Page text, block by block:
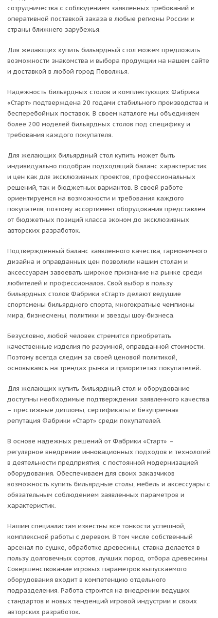
сотрудничества с соблюдением заявленных требований и
оперативной поставкой заказа в любые регионы России и
страны ближнего зарубежья.
Для желающих купить бильярдный стол можем предложить
возможности знакомства и выбора продукции на нашем сайте
и доставкой в любой город Поволжья.
Надежность бильярдных столов и комплектующих Фабрика
«Старт» подтверждена 20 годами стабильного производства и
бесперебойных поставок. В своем каталоге мы объединяем
более 200 моделей бильярдных столов под специфику и
требования каждого покупателя.
Для желающих бильярдный стол купить может быть
индивидуально подобран подходящий баланс характеристик
и цен как для эксклюзивных проектов, профессиональных
решений, так и бюджетных вариантов. В своей работе
ориентируемся на возможности и требования каждого
покупателя, поэтому ассортимент оборудования представлен
от бюджетных позиций класса эконом до эксклюзивных
авторских разработок.
Подтвержденный баланс заявленного качества, гармоничного
дизайна и оправданных цен позволили нашим столам и
аксессуарам завоевать широкое признание на рынке среди
любителей и профессионалов. Свой выбор в пользу
бильярдных столов Фабрики «Старт» делают ведущие
спортсмены бильярдного спорта, многократные чемпионы
мира, бизнесмены, политики и звезды шоу-бизнеса.
Безусловно, любой человек стремится приобретать
качественные изделия по разумной, оправданной стоимости.
Поэтому всегда следим за своей ценовой политикой,
основываясь на трендах рынка и приоритетах покупателей.
Для желающих купить бильярдный стол и оборудование
доступны необходимые подтверждения заявленного качества
– престижные дипломы, сертификаты и безупречная
репутация Фабрики «Старт» среди покупателей.
В основе надежных решений от Фабрики «Старт» –
регулярное внедрение инновационных подходов и технологий
в деятельности предприятия, с постоянной модернизацией
оборудования. Обеспечиваем для своих заказчиков
возможность купить бильярдные столы, мебель и аксессуары с
обязательным соблюдением заявленных параметров и
характеристик.
Нашим специалистам известны все тонкости успешной,
комплексной работы с деревом. В том числе собственный
арсенал по сушке, обработке древесины, ставка делается в
пользу долговечных сортов, лучших пород, отбора древесины.
Совершенствование игровых параметров выпускаемого
оборудования входит в компетенцию отдельного
подразделения. Работа строится на внедрении ведущих
стандартов и новых тенденций игровой индустрии и своих
авторских разработок.